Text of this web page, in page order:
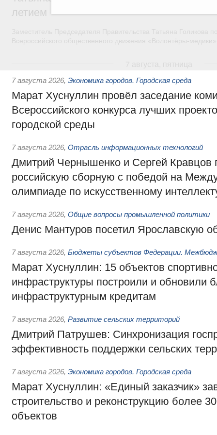
летием
7 августа 2026, Экономика городов. Городская среда
Марат Хуснуллин провёл заседание
Всероссийского конкурса лучших
городской среды
7 августа 2026, Отрасль информационных технологий
Дмитрий Чернышенко и Сергей Кравцов
российскую сборную с победой на
олимпиаде по искусственному
7 августа 2026, Общие вопросы промышленной политики
Денис Мантуров посетил Ярославскую
7 августа 2026, Бюджеты субъектов Федерации.
Марат Хуснуллин: 15 объектов
инфраструктуры построили и обновили
инфраструктурным кредитам
7 августа 2026, Развитие сельских территорий
Дмитрий Патрушев: Синхронизация
эффективность поддержки сельских
7 августа 2026, Экономика городов. Городская среда
Марат Хуснуллин: «Единый заказчик»
строительство и реконструкцию более
объектов